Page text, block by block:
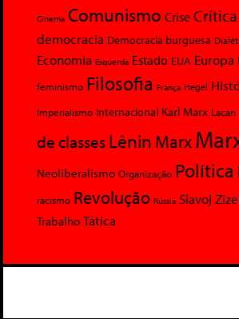
Cinema Comunismo Crise Crítica
democracia Democracia burguesa
Economia Esquerda Estado EUA Europa
feminismo Filosofia França Hegel
Imperialismo Internacional Karl Marx Lacan
de classesLênin Marx
Neoliberalismo Organização Política
racismo Revolução Rússia Slavoj
Trabalho Tática